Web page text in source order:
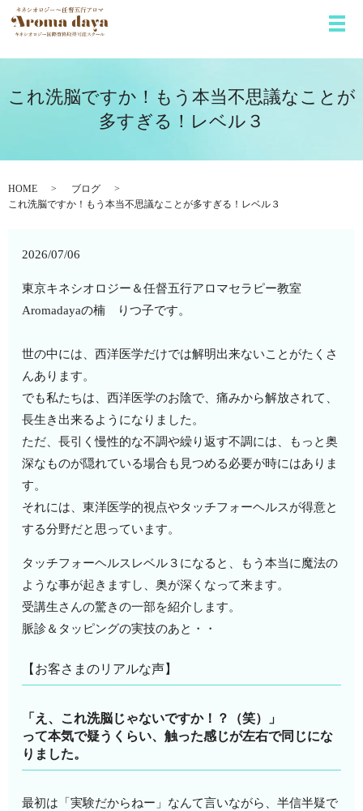
メ
これ洗脳ですか！もう本当不思議なことが
多すぎる！レベル３
HOME
ブログ
これ洗脳ですか！もう本当不思議なことが多すぎる！レベル３
2026/07/06
東京キネシオロジー＆任督五行アロマセラピー教室
Aromadayaの楠 りつ子です。
世の中には、西洋医学だけでは解明出来ないことがたくさ
んあります。
でも私たちは、西洋医学のお陰で、痛みから解放されて、
長生き出来るようになりました。
ただ、長引く慢性的な不調や繰り返す不調には、もっと奥
深なものが隠れている場合も見つめる必要が時にはありま
す。
それには、東洋医学的視点やタッチフォーヘルスが得意と
する分野だと思っています。
タッチフォーヘルスレベル３になると、もう本当に魔法の
ような事が起きますし、奥が深くなって来ます。
受講生さんの驚きの一部を紹介します。
脈診＆タッピングの実技のあと・・
【お客さまのリアルな声】
「え、これ洗脳じゃないですか！？（笑）」
って本気で疑うくらい、触った感じが左右で同じにな
りました。
最初は「実験だからねー」なんて言いながら、半信半疑で